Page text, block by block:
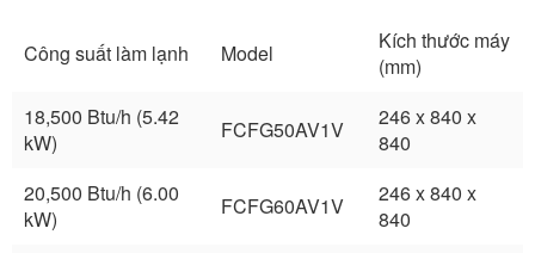
Công suất làm lạnh Model
Kích thước máy
(mm)
18,500 Btu/h (5.42
kW)
FCFG50AV1V
246 x 840 x
840
20,500 Btu/h (6.00
kW)
FCFG60AV1V
246 x 840 x
840